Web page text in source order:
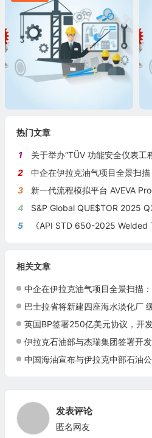
热门文章
1
关于举办“TÜV 功能安全仪表工
2
中企在伊拉克油气项目全景扫描：从巨
3
新一代流程模拟平台 AVEVA
4
S&P Global QUE$TOR 2025 Q3油气
5
《API STD 650-2025 Welded Tanks for Oil
相关文章
中企在伊拉克油气项目全景扫描：从巨型
巴士拉省将新建四座海水淡化厂
英国BP签署250亿美元协议，开
伊拉克石油部与杰瑞集团签署开
中国海油宣布与伊拉克中部石油公司
发表评论
匿名网友